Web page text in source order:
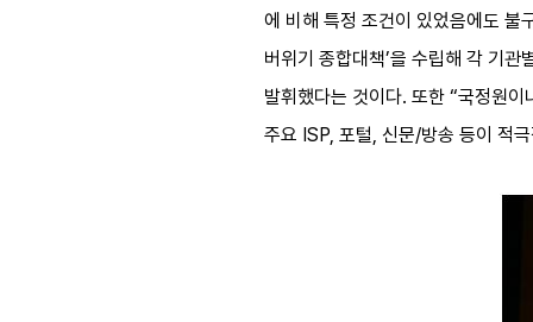
에 비해 특정 조건이 있었음에도 불
버위기 종합대책’을 수립해 각 기
발휘했다는 것이다. 또한 “국정원
주요 ISP, 포털, 신문/방송 등이 적